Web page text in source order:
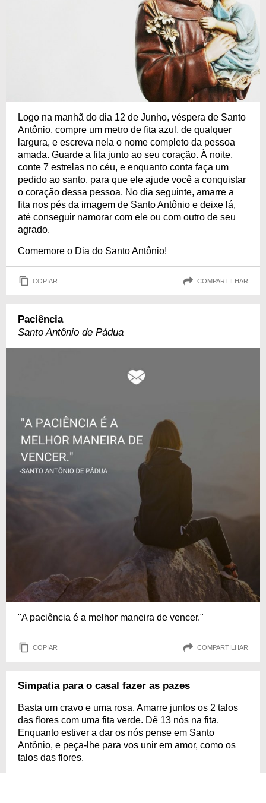
Logo na manhã do dia 12 de Junho, véspera de Santo
Antônio, compre um metro de fita azul, de qualquer
largura, e escreva nela o nome completo da pessoa
amada. Guarde a fita junto ao seu coração. À noite,
conte 7 estrelas no céu, e enquanto conta faça um
pedido ao santo, para que ele ajude você a conquistar
o coração dessa pessoa. No dia seguinte, amarre a
fita nos pés da imagem de Santo Antônio e deixe lá,
até conseguir namorar com ele ou com outro de seu
agrado.
Comemore o Dia do Santo Antônio!
COPIAR COMPARTILHAR
Paciência
Santo Antônio de Pádua
"A paciência é a melhor maneira de vencer."
COPIAR COMPARTILHAR
Simpatia para o casal fazer as pazes
Basta um cravo e uma rosa. Amarre juntos os 2 talos
das flores com uma fita verde. Dê 13 nós na fita.
Enquanto estiver a dar os nós pense em Santo
Antônio, e peça-lhe para vos unir em amor, como os
talos das flores.